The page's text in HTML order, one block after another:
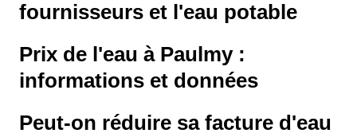
fournisseurs et l'eau potable
Prix de l'eau à Paulmy :
informations et données
Peut-on réduire sa facture d'eau